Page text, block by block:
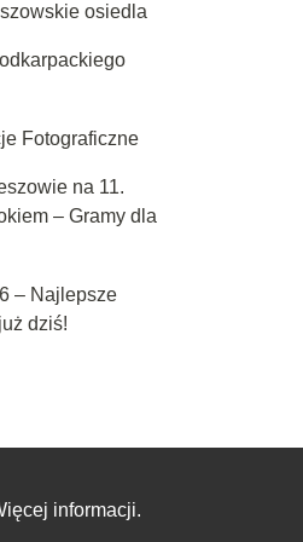
osiedla
Fotograficzne
na 11.
– Gramy dla
– Najlepsze
dziś!
informacji.